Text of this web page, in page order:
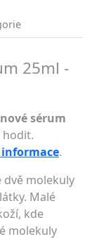
25ml -
sérum
hodit.
.
molekuly
Malé
kde
molekuly